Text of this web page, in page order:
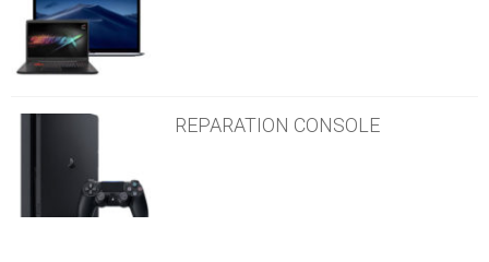
REPARATION CONSOLE